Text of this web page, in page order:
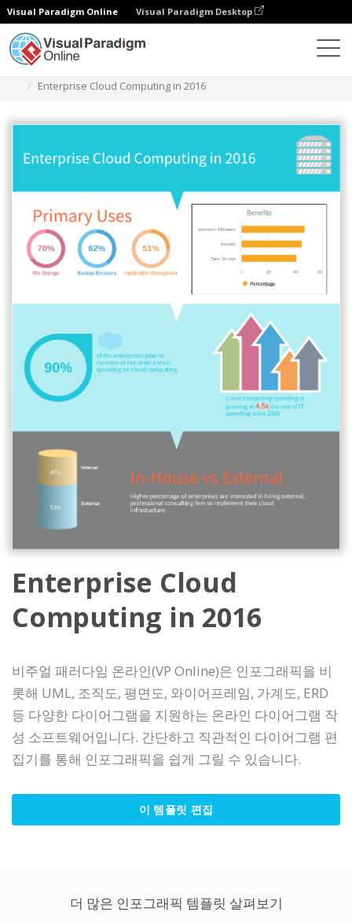
Visual Paradigm Online Visual Paradigm Desktop
Enterprise Cloud Computing in 2016
Enterprise Cloud
Computing in 2016
비주얼 패러다임 온라인(VP Online)은 인포그래픽을 비
롯해 UML, 조직도, 평면도, 와이어프레임, 가계도, ERD
등 다양한 다이어그램을 지원하는 온라인 다이어그램 작
성 소프트웨어입니다. 간단하고 직관적인 다이어그램 편
집기를 통해 인포그래픽을 쉽게 그릴 수 있습니다.
이 템플릿 편집
더 많은 인포그래픽 템플릿 살펴보기